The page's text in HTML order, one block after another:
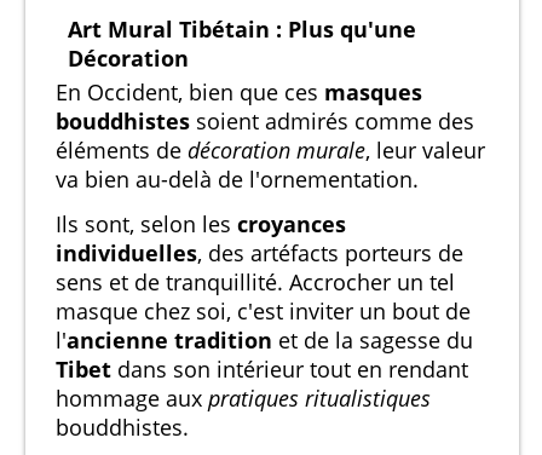
Art Mural Tibétain : Plus qu'une
Décoration
En Occident, bien que ces masques
bouddhistes soient admirés comme des
éléments de décoration murale, leur valeur
va bien au-delà de l'ornementation.
Ils sont, selon les croyances
individuelles, des artéfacts porteurs de
sens et de tranquillité. Accrocher un tel
masque chez soi, c'est inviter un bout de
l'ancienne tradition et de la sagesse du
Tibet dans son intérieur tout en rendant
hommage aux pratiques ritualistiques
bouddhistes.